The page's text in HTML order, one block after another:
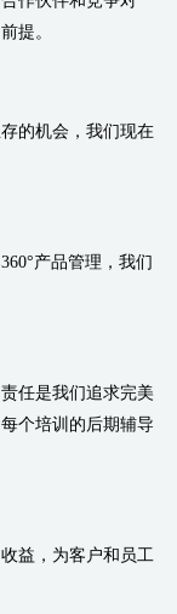
提。
的机会，我们现在
产品管理，我们
任是我们追求完美
个培训的后期辅导
益，为客户和员工